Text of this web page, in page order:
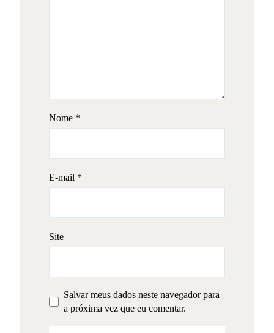
Nome *
E-mail *
Site
Salvar meus dados neste navegador para
a próxima vez que eu comentar.